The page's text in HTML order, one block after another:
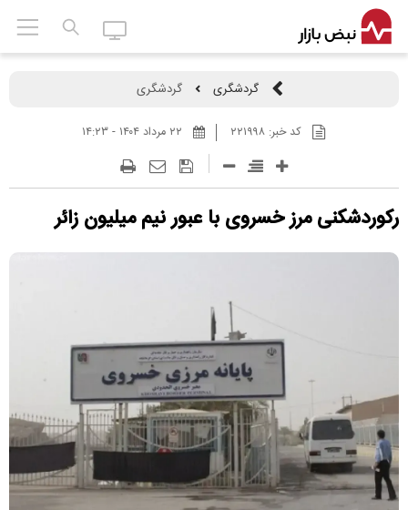
گردشگری گردشگری
کد خبر:۲۲۱۹۹۸
رکوردشکنی مرز خسروی با عبور نیم میلیون زائر